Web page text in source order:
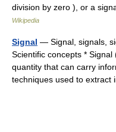
division by zero ), or a
Wikipedia
Signal — Signal, signals,
Scientific concepts *
quantity that can carry
techniques used to